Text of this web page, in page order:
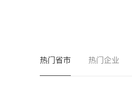
◎做事观：专心、专业、专注。
◎合作观：诚实、诚信、诚心。
热门省市 热门企业